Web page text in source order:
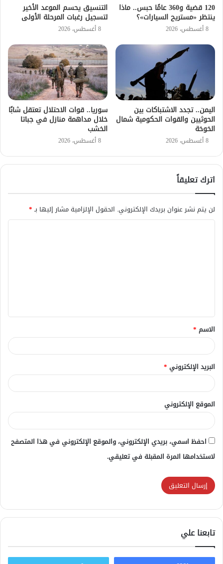
120 قضية و360 عامًا حبس.. ماذا
ينتظر «مستريح السيارات»؟
8 أغسطس، 2026
التنسيق يحسم الموعد الأخير
لتسجيل رغبات المرحلة الأولى
8 أغسطس، 2026
اليمن.. تجدد الاشتباكات بين
الحوثيين والقوات الحكومية شمال
الخوخة
8 أغسطس، 2026
سوريا.. قوات الاحتلال تعتقل شابًا
خلال مداهمة منازل في جباتا
الخشب
8 أغسطس، 2026
اترك تعليقاً
لن يتم نشر عنوان بريدك الإلكتروني. الحقول الإلزامية مشار إليها بـ*
ق
*
الاسم *
البريد الإلكتروني *
الموقع الإلكتروني
احفظ اسمي، بريدي الإلكتروني، والموقع الإلكتروني في هذا المتصفح
لاستخدامها المرة المقبلة في تعليقي.
تابعنا علي